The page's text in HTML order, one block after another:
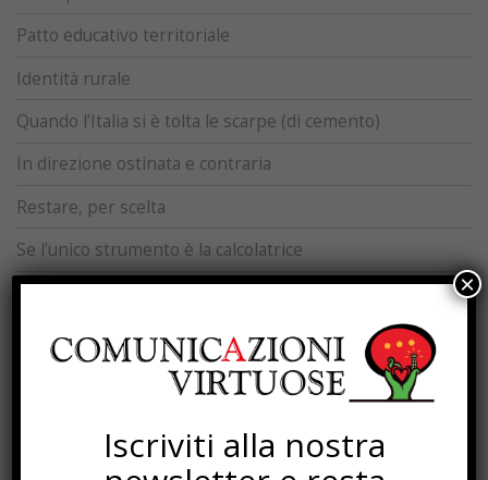
Patto educativo territoriale
Identità rurale
Quando l’Italia si è tolta le scarpe (di cemento)
In direzione ostinata e contraria
Restare, per scelta
Se l’unico strumento è la calcolatrice
Lasciate stare i giganti
Iscriviti alla nostra
×